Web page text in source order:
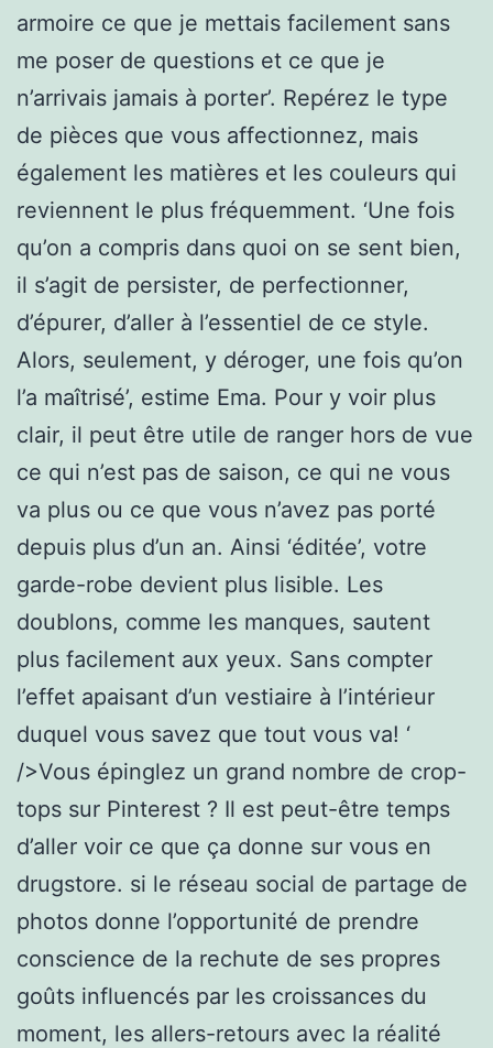
armoire ce que je mettais facilement sans
me poser de questions et ce que je
n’arrivais jamais à porter’. Repérez le type
de pièces que vous affectionnez, mais
également les matières et les couleurs qui
reviennent le plus fréquemment. ‘Une fois
qu’on a compris dans quoi on se sent bien,
il s’agit de persister, de perfectionner,
d’épurer, d’aller à l’essentiel de ce style.
Alors, seulement, y déroger, une fois qu’on
l’a maîtrisé’, estime Ema. Pour y voir plus
clair, il peut être utile de ranger hors de vue
ce qui n’est pas de saison, ce qui ne vous
va plus ou ce que vous n’avez pas porté
depuis plus d’un an. Ainsi ‘éditée’, votre
garde-robe devient plus lisible. Les
doublons, comme les manques, sautent
plus facilement aux yeux. Sans compter
l’effet apaisant d’un vestiaire à l’intérieur
duquel vous savez que tout vous va! ‘
/>Vous épinglez un grand nombre de crop-
tops sur Pinterest ? Il est peut-être temps
d’aller voir ce que ça donne sur vous en
drugstore. si le réseau social de partage de
photos donne l’opportunité de prendre
conscience de la rechute de ses propres
goûts influencés par les croissances du
moment, les allers-retours avec la réalité